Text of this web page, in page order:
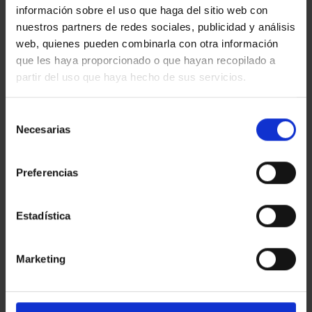
información sobre el uso que haga del sitio web con
nuestros partners de redes sociales, publicidad y análisis
web, quienes pueden combinarla con otra información
que les haya proporcionado o que hayan recopilado a
partir del uso que haya hecho de sus servicios.
Necesarias
Preferencias
Estadística
Marketing